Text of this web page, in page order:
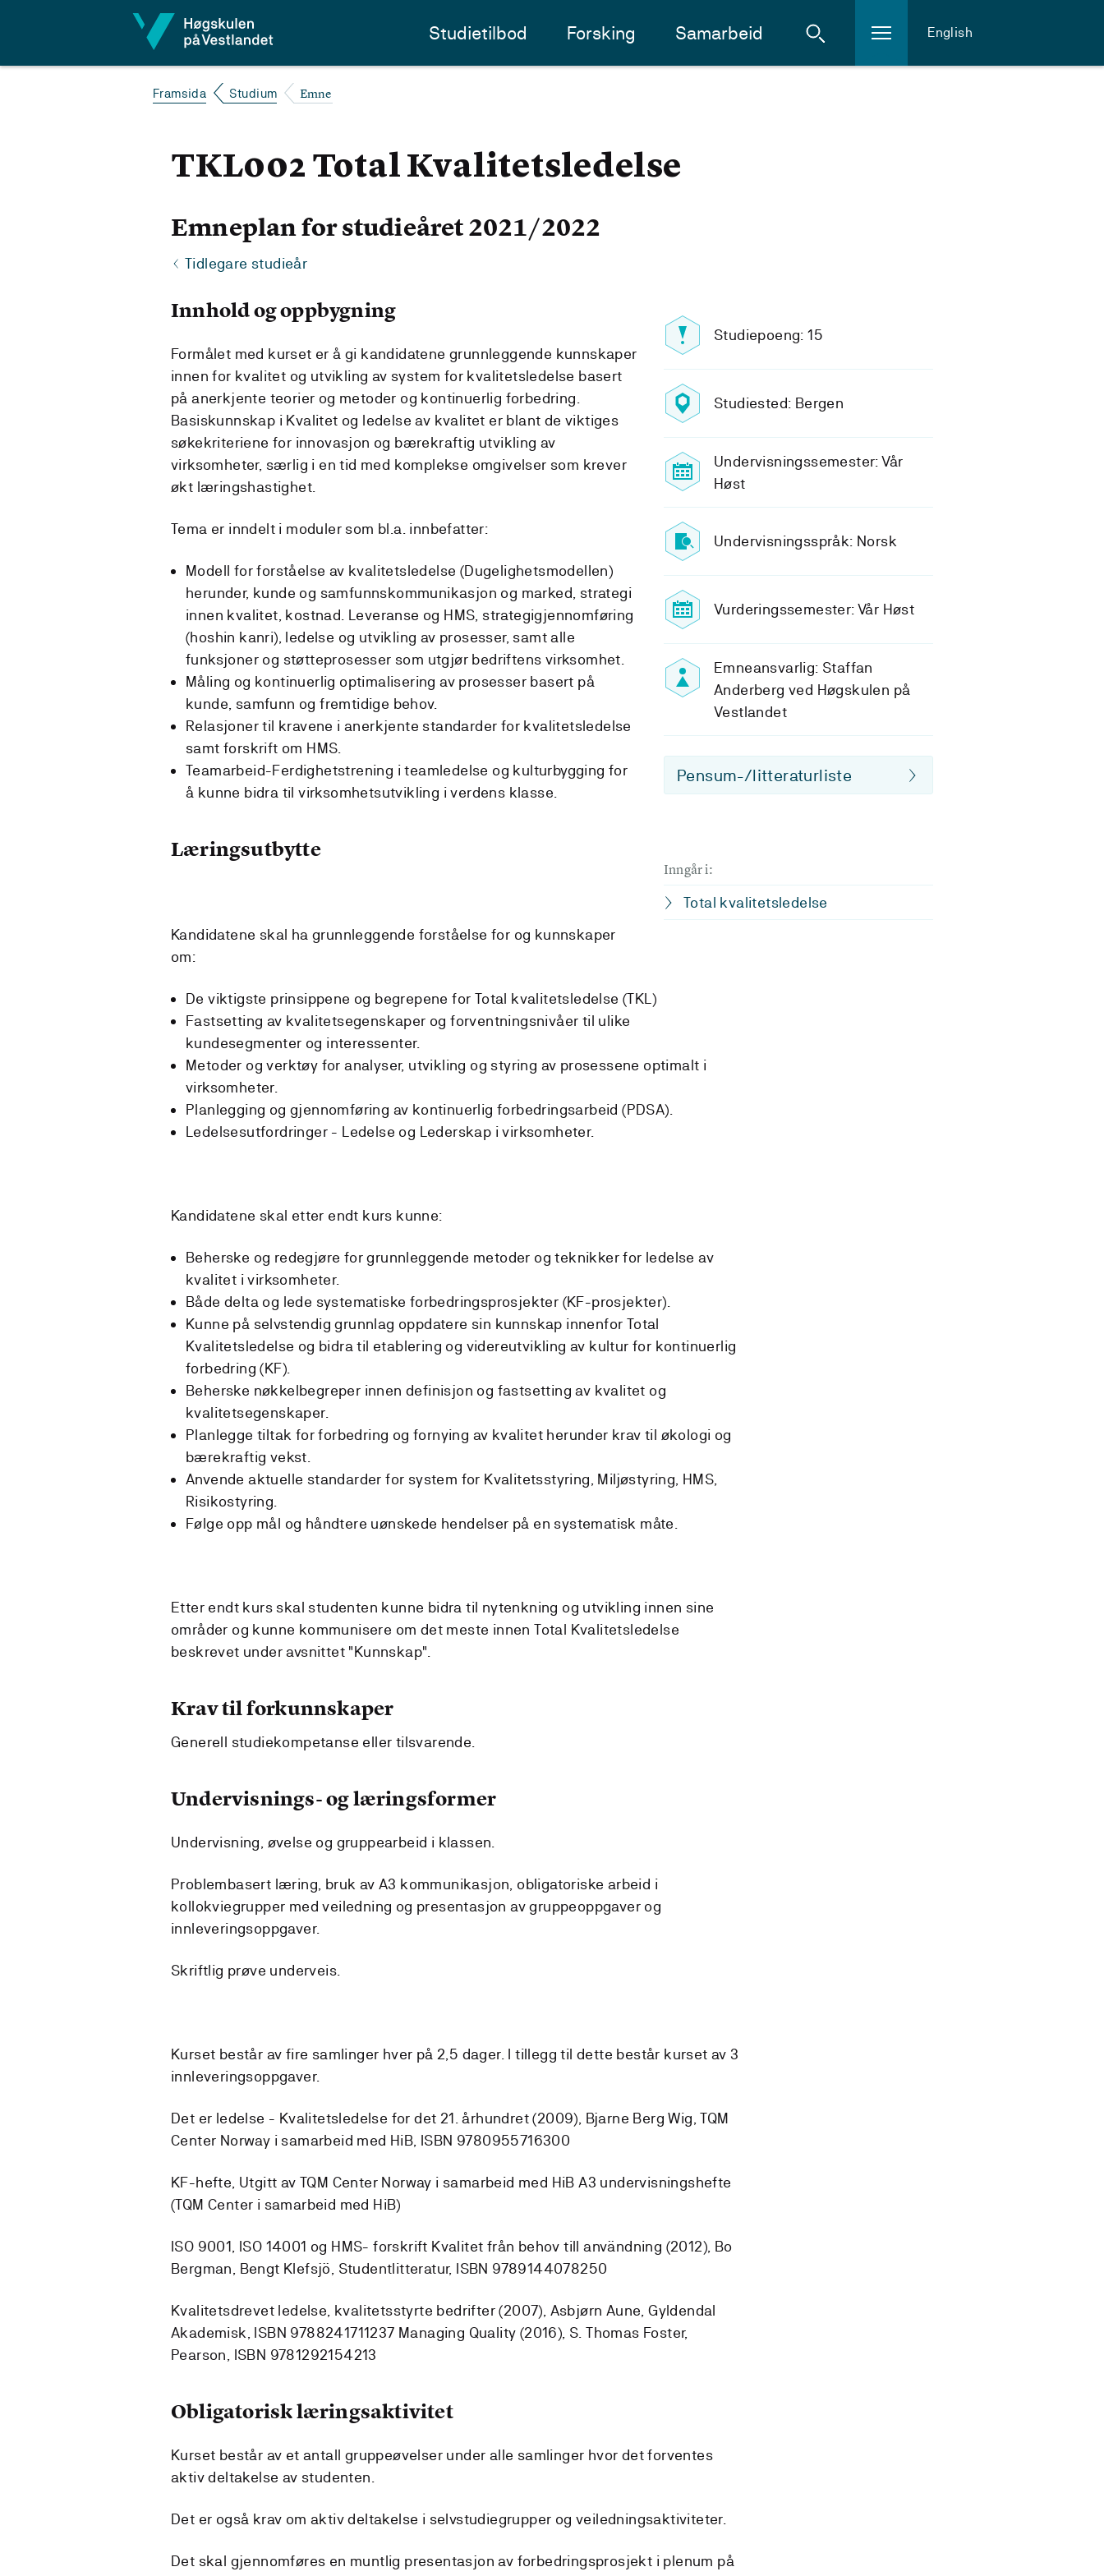
Studietilbod Forsking Samarbeid English
Framsida Studium Emne
TKL002 Total Kvalitetsledelse
Emneplan for studieåret 2021/2022
Tidlegare studieår
Studiepoeng: 15
Studiested: Bergen
Undervisningssemester: Vår
Høst
Undervisningsspråk: Norsk
Vurderingssemester: Vår Høst
Emneansvarlig: Staffan
Anderberg ved Høgskulen på
Vestlandet
Pensum-/litteraturliste
Inngår i:
Total kvalitetsledelse
Innhold og oppbygning
Formålet med kurset er å gi kandidatene grunnleggende kunnskaper
innen for kvalitet og utvikling av system for kvalitetsledelse basert
på anerkjente teorier og metoder og kontinuerlig forbedring.
Basiskunnskap i Kvalitet og ledelse av kvalitet er blant de viktiges
søkekriteriene for innovasjon og bærekraftig utvikling av
virksomheter, særlig i en tid med komplekse omgivelser som krever
økt læringshastighet.
Tema er inndelt i moduler som bl.a. innbefatter:
Modell for forståelse av kvalitetsledelse (Dugelighetsmodellen)
herunder, kunde og samfunnskommunikasjon og marked, strategi
innen kvalitet, kostnad. Leveranse og HMS, strategigjennomføring
(hoshin kanri), ledelse og utvikling av prosesser, samt alle
funksjoner og støtteprosesser som utgjør bedriftens virksomhet.
Måling og kontinuerlig optimalisering av prosesser basert på
kunde, samfunn og fremtidige behov.
Relasjoner til kravene i anerkjente standarder for kvalitetsledelse
samt forskrift om HMS.
Teamarbeid-Ferdighetstrening i teamledelse og kulturbygging for
å kunne bidra til virksomhetsutvikling i verdens klasse.
Læringsutbytte
Kandidatene skal ha grunnleggende forståelse for og kunnskaper
om:
De viktigste prinsippene og begrepene for Total kvalitetsledelse (TKL)
Fastsetting av kvalitetsegenskaper og forventningsnivåer til ulike
kundesegmenter og interessenter.
Metoder og verktøy for analyser, utvikling og styring av prosessene optimalt i
virksomheter.
Planlegging og gjennomføring av kontinuerlig forbedringsarbeid (PDSA).
Ledelsesutfordringer - Ledelse og Lederskap i virksomheter.
Kandidatene skal etter endt kurs kunne:
Beherske og redegjøre for grunnleggende metoder og teknikker for ledelse av
kvalitet i virksomheter.
Både delta og lede systematiske forbedringsprosjekter (KF-prosjekter).
Kunne på selvstendig grunnlag oppdatere sin kunnskap innenfor Total
Kvalitetsledelse og bidra til etablering og videreutvikling av kultur for kontinuerlig
forbedring (KF).
Beherske nøkkelbegreper innen definisjon og fastsetting av kvalitet og
kvalitetsegenskaper.
Planlegge tiltak for forbedring og fornying av kvalitet herunder krav til økologi og
bærekraftig vekst.
Anvende aktuelle standarder for system for Kvalitetsstyring, Miljøstyring, HMS,
Risikostyring.
Følge opp mål og håndtere uønskede hendelser på en systematisk måte.
Etter endt kurs skal studenten kunne bidra til nytenkning og utvikling innen sine
områder og kunne kommunisere om det meste innen Total Kvalitetsledelse
beskrevet under avsnittet "Kunnskap".
Krav til forkunnskaper
Generell studiekompetanse eller tilsvarende.
Undervisnings- og læringsformer
Undervisning, øvelse og gruppearbeid i klassen.
Problembasert læring, bruk av A3 kommunikasjon, obligatoriske arbeid i
kollokviegrupper med veiledning og presentasjon av gruppeoppgaver og
innleveringsoppgaver.
Skriftlig prøve underveis.
Kurset består av fire samlinger hver på 2,5 dager. I tillegg til dette består kurset av 3
innleveringsoppgaver.
Det er ledelse - Kvalitetsledelse for det 21. århundret (2009), Bjarne Berg Wig, TQM
Center Norway i samarbeid med HiB, ISBN 9780955716300
KF-hefte, Utgitt av TQM Center Norway i samarbeid med HiB A3 undervisningshefte
(TQM Center i samarbeid med HiB)
ISO 9001, ISO 14001 og HMS- forskrift Kvalitet från behov till användning (2012), Bo
Bergman, Bengt Klefsjö, Studentlitteratur, ISBN 9789144078250
Kvalitetsdrevet ledelse, kvalitetsstyrte bedrifter (2007), Asbjørn Aune, Gyldendal
Akademisk, ISBN 9788241711237 Managing Quality (2016), S. Thomas Foster,
Pearson, ISBN 9781292154213
Obligatorisk læringsaktivitet
Kurset består av et antall gruppeøvelser under alle samlinger hvor det forventes
aktiv deltakelse av studenten.
Det er også krav om aktiv deltakelse i selvstudiegrupper og veiledningsaktiviteter.
Det skal gjennomføres en muntlig presentasjon av forbedringsprosjekt i plenum på